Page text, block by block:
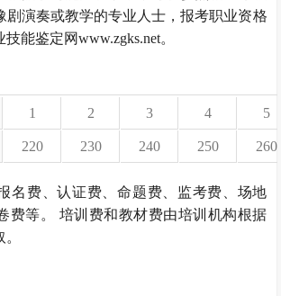
剧演奏或教学的专业人士，报考职业资格
能鉴定网www.zgks.net。
1 2 3 4 5
220 230 240 250 260
名费、认证费、命题费、监考费、场地
费等。 培训费和教材费由培训机构根据